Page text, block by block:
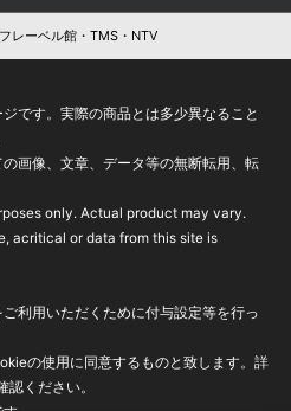
レーベル館・TMS・NTV
です。実際の商品とは多少異なること
画像、文章、データ等の無断転用、転
only. Actual product may vary.
acritical or data from this site is
利用いただくために付与設定等を行っ
の使用に同意するものと致します。詳
認ください。